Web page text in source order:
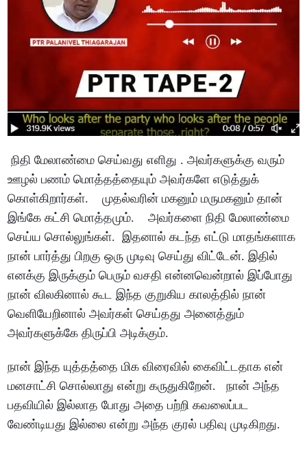
நிதி மேலாண்மை செய்வது எளிது . அவர்களுக்கு வரும்
ஊழல் பணம் மொத்தத்தையும் அவர்களே எடுத்துக்
கொள்கிறார்கள். முதல்வரின் மகனும் மருமகனும் தான்
இங்கே கட்சி மொத்தமும். அவர்களை நிதி மேலாண்மை
செய்ய சொல்லுங்கள். இதனால் கடந்த எட்டு மாதங்களாக
நான் பார்த்து பிறகு ஒரு முடிவு செய்து விட்டேன். இதில்
எனக்கு இருக்கும் பெரும் வசதி என்னவென்றால் இப்போது
நான் விலகினால் கூட இந்த குறுகிய காலத்தில் நான்
வெளியேறினால் அவர்கள் செய்தது அனைத்தும்
அவர்களுக்கே திருப்பி அடிக்கும்.
நான் இந்த யுத்தத்தை மிக விரைவில் கைவிட்டதாக என்
மனசாட்சி சொல்லாது என்று கருதுகிறேன். நான் அந்த
பதவியில் இல்லாத போது அதை பற்றி கவலைப்பட
வேண்டியது இல்லை என்று அந்த குரல் பதிவு முடிகிறது.